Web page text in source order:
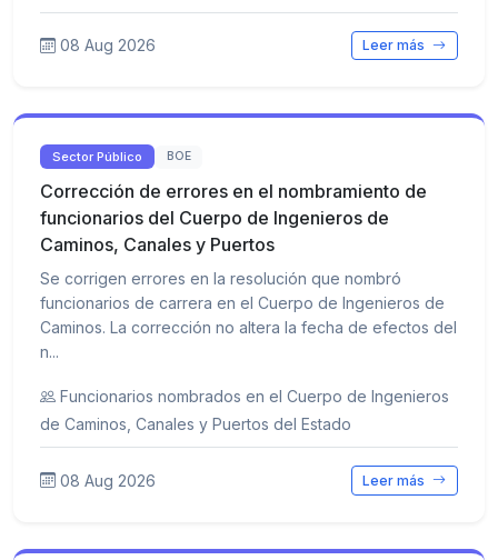
08 Aug 2026 Leer más
Sector Público BOE
Corrección de errores en el nombramiento de
funcionarios del Cuerpo de Ingenieros de
Caminos, Canales y Puertos
Se corrigen errores en la resolución que nombró
funcionarios de carrera en el Cuerpo de Ingenieros de
Caminos. La corrección no altera la fecha de efectos del
n...
Funcionarios nombrados en el Cuerpo de Ingenieros
de Caminos, Canales y Puertos del Estado
08 Aug 2026 Leer más